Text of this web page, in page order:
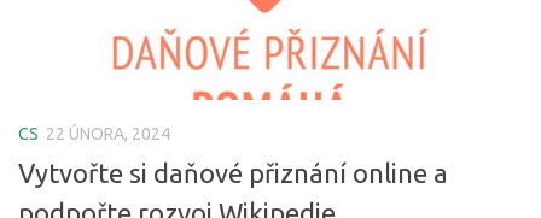
CS 22 ÚNORA, 2024
Vytvořte si daňové přiznání online a